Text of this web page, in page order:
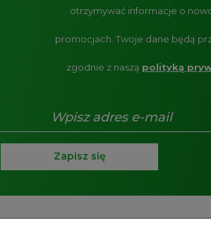
otrzymywać informacje o
promocjach. Twoje dane będą
zgodnie z naszą polityką
Zapisz się